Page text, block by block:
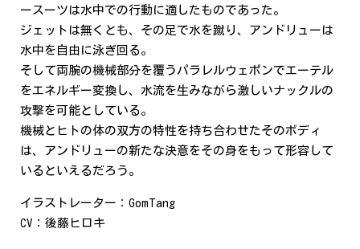
ースーツは水中での行動に適したものであった。
ジェットは無くとも、その足で水を蹴り、アンドリューは
水中を自由に泳ぎ回る。
そして両腕の機械部分を覆うパラレルウェポンでエーテル
をエネルギー変換し、水流を生みながら激しいナックルの
攻撃を可能としている。
機械とヒトの体の双方の特性を持ち合わせたそのボディ
は、アンドリューの新たな決意をその身をもって形容して
いるといえるだろう。
イラストレーター：GomTang
CV：後藤ヒロキ